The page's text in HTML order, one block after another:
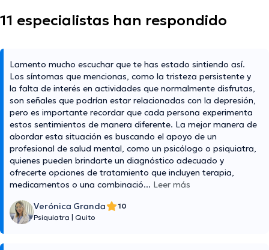
11 especialistas han respondido
Lamento mucho escuchar que te has estado sintiendo así.
Los síntomas que mencionas, como la tristeza persistente y
la falta de interés en actividades que normalmente disfrutas,
son señales que podrían estar relacionadas con la depresión,
pero es importante recordar que cada persona experimenta
estos sentimientos de manera diferente. La mejor manera de
abordar esta situación es buscando el apoyo de un
profesional de salud mental, como un psicólogo o psiquiatra,
quienes pueden brindarte un diagnóstico adecuado y
ofrecerte opciones de tratamiento que incluyen terapia,
medicamentos o una combinació... Leer más
Verónica Granda
10
Psiquiatra
Quito